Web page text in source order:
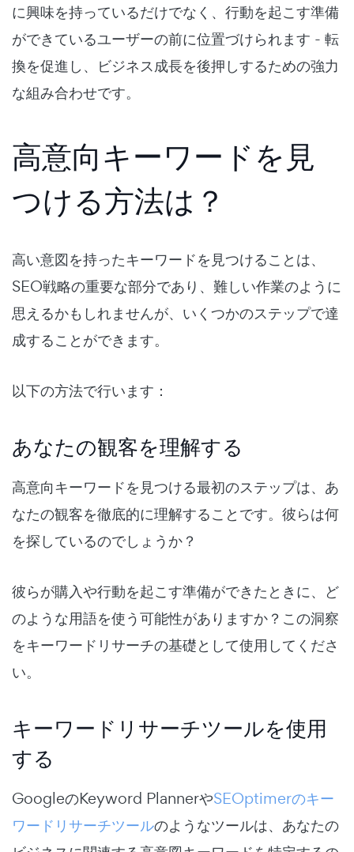
に興味を持っているだけでなく、行動を起こす準備
ができているユーザーの前に位置づけられます - 転
換を促進し、ビジネス成長を後押しするための強力
な組み合わせです。
高意向キーワードを見
つける方法は？
高い意図を持ったキーワードを見つけることは、
SEO戦略の重要な部分であり、難しい作業のように
思えるかもしれませんが、いくつかのステップで達
成することができます。
以下の方法で行います：
あなたの観客を理解する
高意向キーワードを見つける最初のステップは、あ
なたの観客を徹底的に理解することです。彼らは何
を探しているのでしょうか？
彼らが購入や行動を起こす準備ができたときに、ど
のような用語を使う可能性がありますか？この洞察
をキーワードリサーチの基礎として使用してくださ
い。
キーワードリサーチツールを使用
する
GoogleのKeyword PlannerやSEOptimerのキー
ワードリサーチツールのようなツールは、あなたの